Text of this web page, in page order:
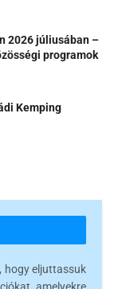
2026 júliusában –
programok
Kemping
hogy eljuttassuk